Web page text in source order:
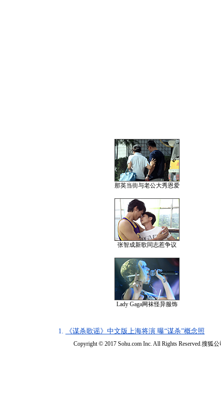
那英当街与老公大秀恩爱
张智成新歌同志惹争议
Lady Gaga网袜怪异服饰
1. 《谋杀歌谣》中文版上海将演 曝“谋杀”概念照
Copyright © 2017 Sohu.com Inc. All Rights Reserved.搜狐